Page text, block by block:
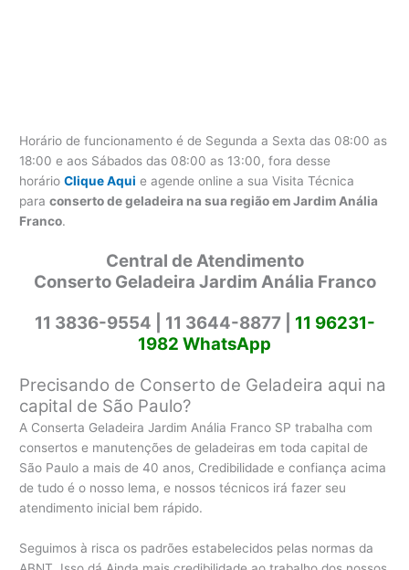
Horário de funcionamento é de Segunda a Sexta das 08:00 as
18:00 e aos Sábados das 08:00 as 13:00, fora desse
horárioClique Aqui e agende online a sua Visita Técnica
paraconserto de geladeira na sua região em Jardim Anália
Franco.
Central de Atendimento
Conserto Geladeira Jardim Anália Franco
11 3836-9554 | 11 3644-8877 | 11 96231-
1982 WhatsApp
Precisando de Conserto de Geladeira aqui na
capital de São Paulo?
A Conserta Geladeira Jardim Anália Franco SP trabalha com
consertos e manutenções de geladeiras em toda capital de
São Paulo a mais de 40 anos, Credibilidade e confiança acima
de tudo é o nosso lema, e nossos técnicos irá fazer seu
atendimento inicial bem rápido.
Seguimos à risca os padrões estabelecidos pelas normas da